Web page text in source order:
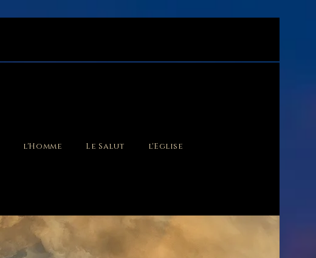
l'Homme Le Salut l'Eglise